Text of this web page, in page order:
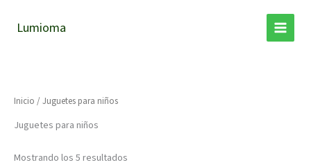
Lumioma
Inicio / Juguetes para niños
Juguetes para niños
Mostrando los 5 resultados